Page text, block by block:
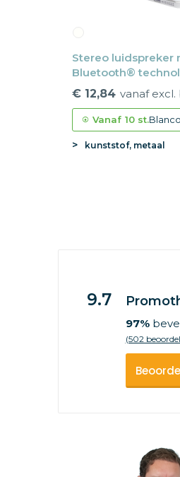
Stereo luidspreker
Bluetooth®
REFLECTS-NEW
€ 12,84 vanaf
Vanaf 10 st.Blanco
kunststof, metaal
9.7
97%
(502